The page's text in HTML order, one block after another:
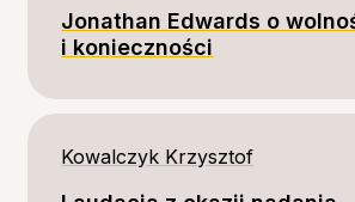
Jonathan Edwards o
i konieczności
Kowalczyk Krzysztof